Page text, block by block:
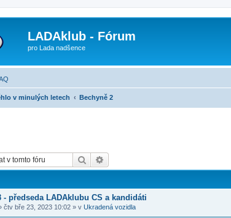
LADAklub - Fórum
pro Lada nadšence
v minulých letech Bechyně 2
Hledat
- předseda LADAklubu CS a kandidáti
čtv bře 23, 2023 10:02 » v Ukradená vozidla